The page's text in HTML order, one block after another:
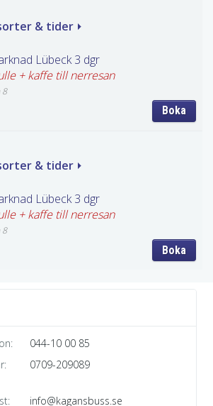
& tider
Lübeck 3 dgr
+ kaffe till nerresan
8
Boka
& tider
Lübeck 3 dgr
+ kaffe till nerresan
8
Boka
044-10 00 85
0709-209089
info@kagansbuss.se